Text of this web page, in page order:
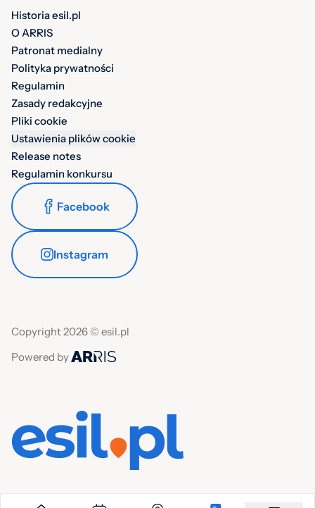
Historia esil.pl
O ARRIS
Patronat medialny
Polityka prywatności
Regulamin
Zasady redakcyjne
Pliki cookie
Ustawienia plików cookie
Release notes
Regulamin konkursu
Facebook
Instagram
Copyright 2026 © esil.pl
Powered by